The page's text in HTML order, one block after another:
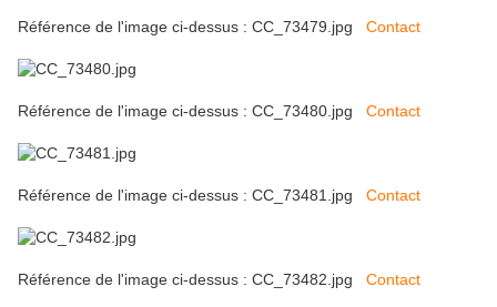
Référence de l'image ci-dessus : CC_73479.jpg Contact
Référence de l'image ci-dessus : CC_73480.jpg Contact
Référence de l'image ci-dessus : CC_73481.jpg Contact
Référence de l'image ci-dessus : CC_73482.jpg Contact